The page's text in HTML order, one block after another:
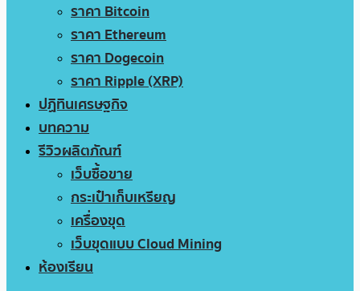
ราคา Bitcoin
ราคา Ethereum
ราคา Dogecoin
ราคา Ripple (XRP)
ปฏิทินเศรษฐกิจ
บทความ
รีวิวผลิตภัณฑ์
เว็บซื้อขาย
กระเป๋าเก็บเหรียญ
เครื่องขุด
เว็บขุดแบบ Cloud Mining
ห้องเรียน